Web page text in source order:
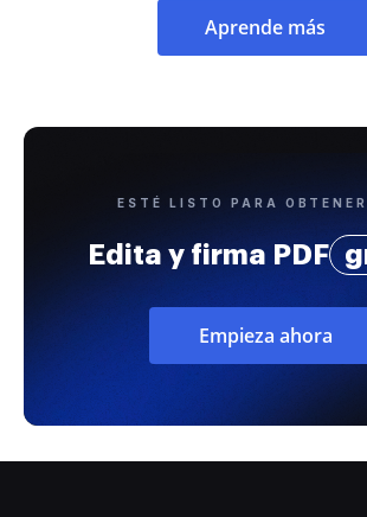
Aprende más
ESTÉ LISTO PARA
Edita y firma PDF
Empieza ahora